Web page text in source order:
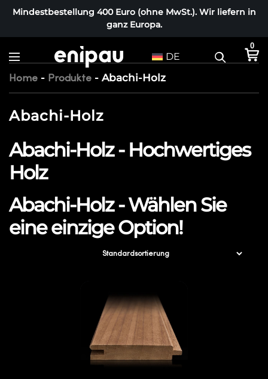
Mindestbestellung 400 Euro (ohne MwSt.). Wir liefern in
ganz Europa.
DE
0
Home - Produkte - Abachi-Holz
Abachi-Holz
Abachi-Holz - Hochwertiges
Holz
Abachi-Holz - Wählen Sie
eine einzige Option!